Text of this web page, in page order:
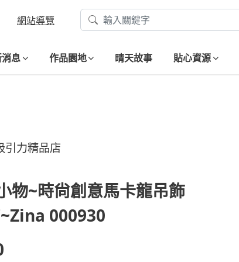
網站導覽
息 作品園地 晴天故事 貼心資源
引力精品店
物~時尙創意馬卡龍吊飾
000930